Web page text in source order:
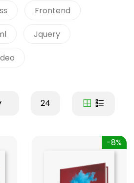
Frontend
Jquery
24
-8%